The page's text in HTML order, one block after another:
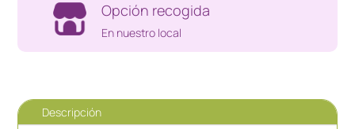
Opción recogida
En nuestro local
Descripción